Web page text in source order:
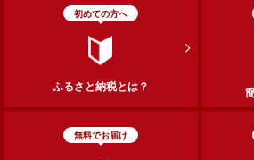
初めての方へ
ふるさと納税とは？
無料でお届け